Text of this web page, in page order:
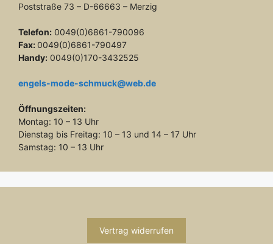
Poststraße 73 – D-66663 – Merzig
Telefon: 0049(0)6861-790096
Fax: 0049(0)6861-790497
Handy: 0049(0)170-3432525
engels-mode-schmuck@web.de
Öffnungszeiten:
Montag: 10 – 13 Uhr
Dienstag bis Freitag: 10 – 13 und 14 – 17 Uhr
Samstag: 10 – 13 Uhr
Vertrag widerrufen